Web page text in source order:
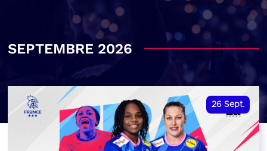
SEPTEMBRE 2026
26 Sept.